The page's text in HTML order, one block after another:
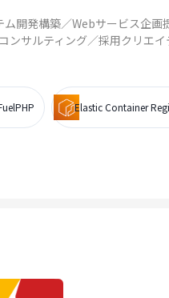
開発構築／Webサービス企画
ンサルティング／採用クリエイ
Elastic Container